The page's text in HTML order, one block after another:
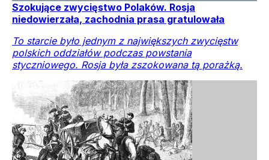
Szokujące zwycięstwo Polaków. Rosja
niedowierzała, zachodnia prasa gratulowała
To starcie było jednym z największych zwycięstw
polskich oddziałów podczas powstania
styczniowego. Rosja była zszokowana tą porażką.